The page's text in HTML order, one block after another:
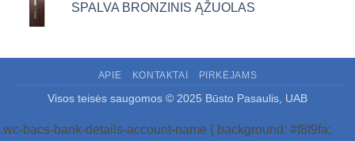
SPALVA BRONZINIS ĄŽUOLAS
APIE KONTAKTAI PIRKĖJAMS
Visos teisės saugomos © 2025 Būsto Pasaulis, UAB
.wc-bacs-bank-details-account-name { background: #f8f9fa;